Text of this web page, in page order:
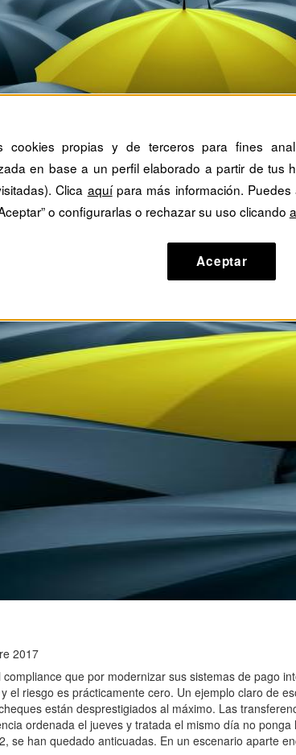
2017
que por modernizar sus sistemas de pago
el riesgo es prácticamente cero. Un ejemplo claro de
están desprestigiados al máximo. Las
ordenada el jueves y tratada el mismo día no
se han quedado anticuadas. En un escenario aparte
cookies propias y de terceros para fines
en base a un perfil elaborado a partir de tus
Clica aquípara más información.
o configurarlas o rechazar su uso clicando
Aceptar